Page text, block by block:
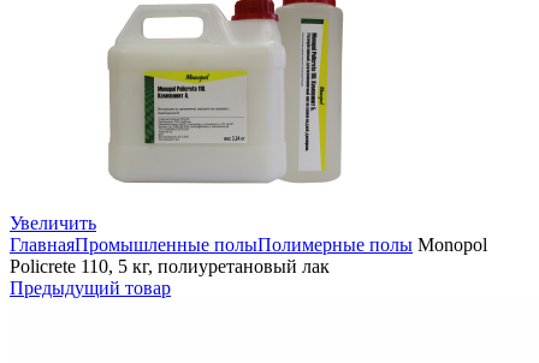
Увеличить
ГлавнаяПромышленные полыПолимерные полы Monopol
Policrete 110, 5 кг, полиуретановый лак
Предыдущий товар